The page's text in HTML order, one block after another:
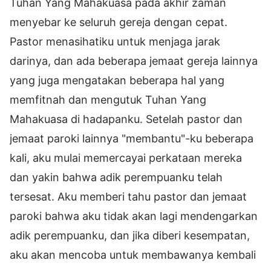
menyebar ke seluruh gereja dengan cepat.
Pastor menasihatiku untuk menjaga jarak
darinya, dan ada beberapa jemaat gereja lainnya
yang juga mengatakan beberapa hal yang
memfitnah dan mengutuk Tuhan Yang
Mahakuasa di hadapanku. Setelah pastor dan
jemaat paroki lainnya "membantu"-ku beberapa
kali, aku mulai memercayai perkataan mereka
dan yakin bahwa adik perempuanku telah
tersesat. Aku memberi tahu pastor dan jemaat
paroki bahwa aku tidak akan lagi mendengarkan
adik perempuanku, dan jika diberi kesempatan,
aku akan mencoba untuk membawanya kembali